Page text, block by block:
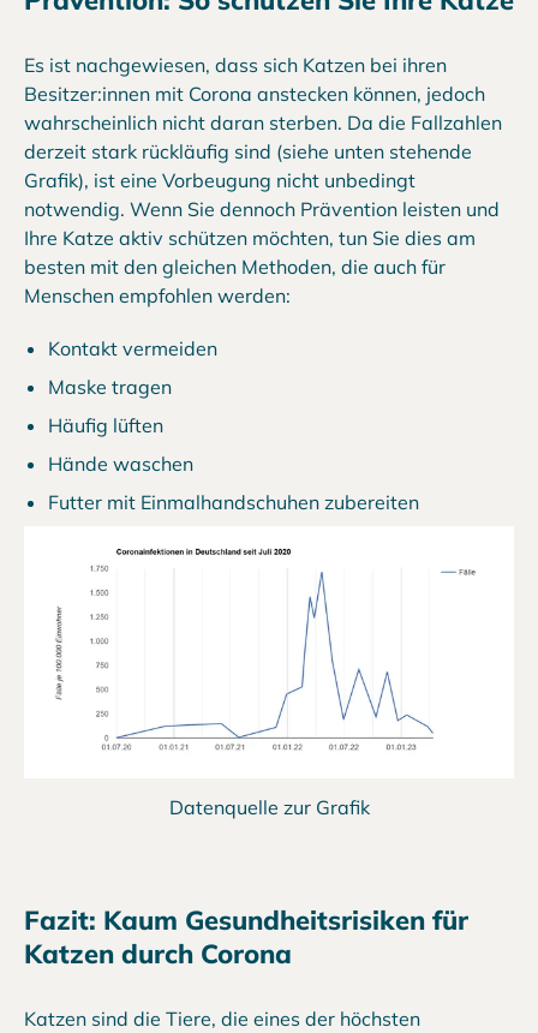
Es ist nachgewiesen, dass sich Katzen bei ihren
Besitzer:innen mit Corona anstecken können, jedoch
wahrscheinlich nicht daran sterben. Da die Fallzahlen
derzeit stark rückläufig sind (siehe unten stehende
Grafik), ist eine Vorbeugung nicht unbedingt
notwendig. Wenn Sie dennoch Prävention leisten und
Ihre Katze aktiv schützen möchten, tun Sie dies am
besten mit den gleichen Methoden, die auch für
Menschen empfohlen werden:
Kontakt vermeiden
Maske tragen
Häufig lüften
Hände waschen
Futter mit Einmalhandschuhen zubereiten
Datenquelle zur Grafik
Fazit: Kaum Gesundheitsrisiken für
Katzen durch Corona
Katzen sind die Tiere, die eines der höchsten